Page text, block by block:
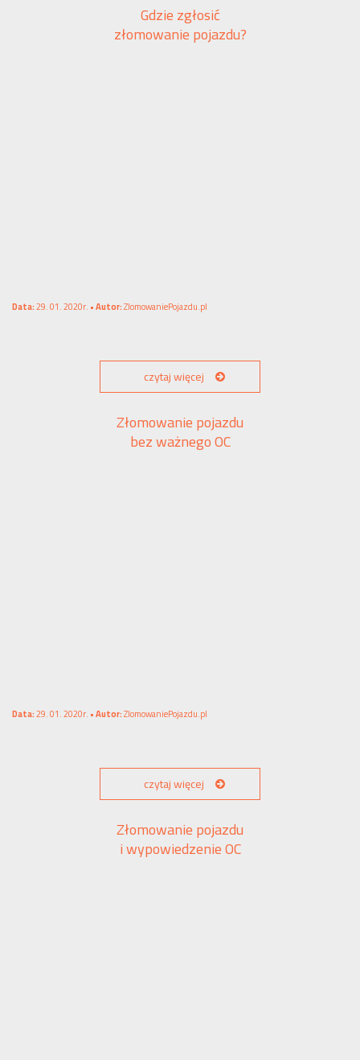
Gdzie zgłosić
złomowanie pojazdu?
Data:29. 01. 2020r. •Autor:ZlomowaniePojazdu.pl
czytaj więcej
Złomowanie pojazdu
bez ważnego OC
Data:29. 01. 2020r. •Autor:ZlomowaniePojazdu.pl
czytaj więcej
Złomowanie pojazdu
i wypowiedzenie OC